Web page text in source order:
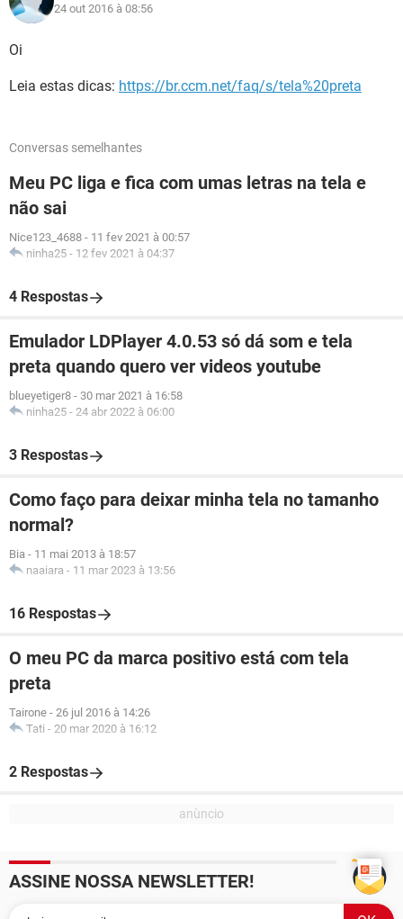
24 out 2016 à 08:56
Oi
Leia estas dicas: https://br.ccm.net/faq/s/tela%20preta
Conversas semelhantes
Meu PC liga e fica com umas letras na tela e
não sai
Nice123_4688 - 11 fev 2021 à 00:57
ninha25 - 12 fev 2021 à 04:37
4 Respostas
Emulador LDPlayer 4.0.53 só dá som e tela
preta quando quero ver videos youtube
blueyetiger8 - 30 mar 2021 à 16:58
ninha25 - 24 abr 2022 à 06:00
3 Respostas
Como faço para deixar minha tela no tamanho
normal?
Bia - 11 mai 2013 à 18:57
naaiara - 11 mar 2023 à 13:56
16 Respostas
O meu PC da marca positivo está com tela
preta
Tairone - 26 jul 2016 à 14:26
Tati - 20 mar 2020 à 16:12
2 Respostas
ASSINE NOSSA NEWSLETTER!